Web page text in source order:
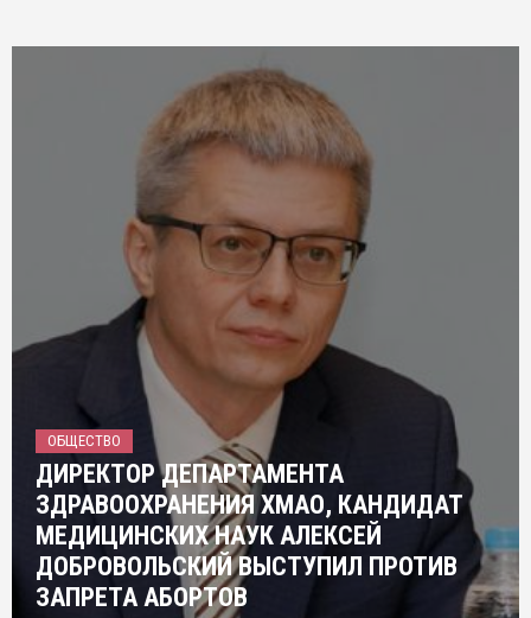
ОБЩЕСТВО
ДИРЕКТОР ДЕПАРТАМЕНТА
ЗДРАВООХРАНЕНИЯ ХМАО, КАНДИДАТ
МЕДИЦИНСКИХ НАУК АЛЕКСЕЙ
ДОБРОВОЛЬСКИЙ ВЫСТУПИЛ ПРОТИВ
ЗАПРЕТА АБОРТОВ